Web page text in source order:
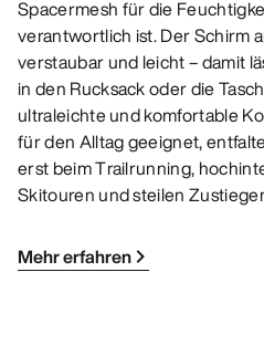
Spacermesh für die
verantwortlich ist. Der Schirm
verstaubar und leicht – damit
in den Rucksack oder die
ultraleichte und komfortable
für den Alltag geeignet,
erst beim Trailrunning,
Skitouren und steilen
Mehr erfahren